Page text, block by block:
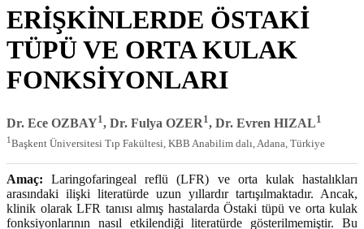
ERİŞKİNLERDE ÖSTAKİ
TÜPÜ VE ORTA KULAK
FONKSİYONLARI
Dr. Ece OZBAY1, Dr. Fulya OZER1, Dr. Evren HIZAL1
1 Başkent Üniversitesi Tıp Fakültesi, KBB Anabilim dalı, Adana, Türkiye
Amaç: Laringofaringeal reflü (LFR) ve orta kulak hastalıkları
arasındaki ilişki literatürde uzun yıllardır tartışılmaktadır. Ancak,
klinik olarak LFR tanısı almış hastalarda Östaki tüpü ve orta kulak
fonksiyonlarının nasıl etkilendiği literatürde gösterilmemiştir. Bu